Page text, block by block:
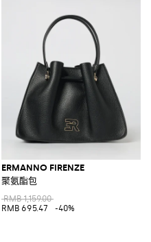
ERMANNO FIRENZE
聚氨酯包
RMB 1,159.00
RMB 695.47
-40%